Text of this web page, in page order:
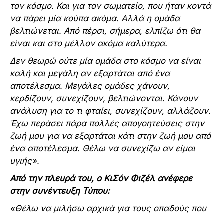
τον κόσμο. Και για τον σωματείο, που ήταν κοντά
να πάρει μία κούπα ακόμα. Αλλά η ομάδα
βελτιώνεται. Από πέρσι, σήμερα, ελπίζω ότι θα
είναι και στο μέλλον ακόμα καλύτερα.
Δεν θεωρώ ούτε μία ομάδα στο κόσμο να είναι
καλή και μεγάλη αν εξαρτάται από ένα
αποτέλεσμα. Μεγάλες ομάδες χάνουν,
κερδίζουν, συνεχίζουν, βελτιώνονται. Κάνουν
ανάλυση για το τι φταίει, συνεχίζουν, αλλάζουν.
Έχω περάσει πάρα πολλές απογοητεύσεις στην
ζωή μου για να εξαρτάται κάτι στην ζωή μου από
ένα αποτέλεσμα. Θέλω να συνεχίζω αν είμαι
υγιής».
Από την πλευρά του, ο ΚιΣόν Φιζέλ ανέφερε
στην συνέντευξη Τύπου:
«Θέλω να μιλήσω αρχικά για τους οπαδούς που